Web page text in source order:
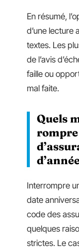
En résumé,
d’une lecture
textes. Les
de l’avis
faille ou
mal faite.
Quels
Interrompre
date
code des
quelques
strictes. Le